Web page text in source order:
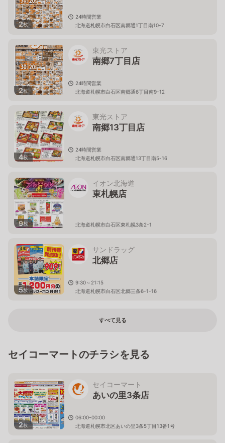
2枚
24時間営業
北海道札幌市白石区南郷通1丁目南10-7
2枚
東光ストア
南郷7丁目店
24時間営業
北海道札幌市白石区南郷通6丁目南9-12
4枚
東光ストア
南郷13丁目店
24時間営業
北海道札幌市白石区南郷通13丁目南5-16
9枚
イオン北海道
東札幌店
北海道札幌市白石区東札幌3条2-1
5枚
サンドラッグ
北郷店
9:30～21:15
北海道札幌市白石区北郷三条6-1-16
すべて見る
セイコーマートのチラシを見る
2枚
セイコーマート
あいの里3条店
06:00-00:00
北海道札幌市北区あいの里3条5丁目13番1号